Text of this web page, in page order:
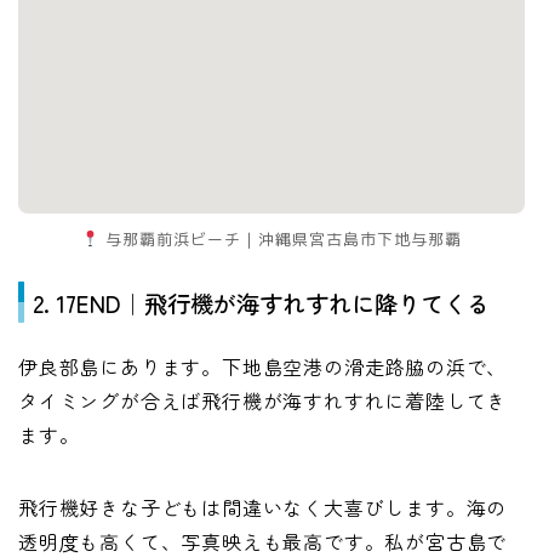
与那覇前浜ビーチ｜沖縄県宮古島市下地与那覇
2. 17END｜飛行機が海すれすれに降りてくる
伊良部島にあります。下地島空港の滑走路脇の浜で、
タイミングが合えば飛行機が海すれすれに着陸してき
ます。
飛行機好きな子どもは間違いなく大喜びします。海の
透明度も高くて、写真映えも最高です。私が宮古島で